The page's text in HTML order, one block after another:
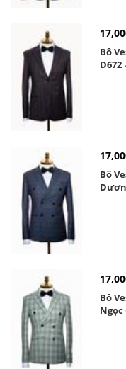
Bô
Bô
Bô
Ngọc